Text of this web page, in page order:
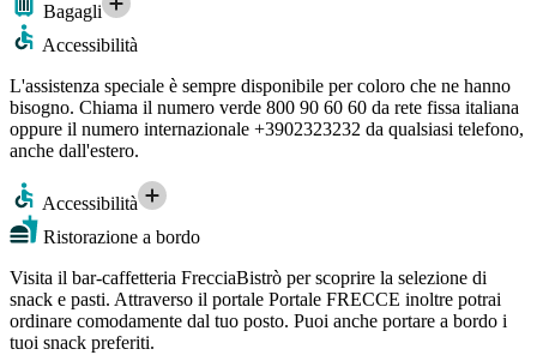
Bagagli
Accessibilità
L'assistenza speciale è sempre disponibile per coloro che ne hanno
bisogno. Chiama il numero verde 800 90 60 60 da rete fissa italiana
oppure il numero internazionale +3902323232 da qualsiasi telefono,
anche dall'estero.
Accessibilità
Ristorazione a bordo
Visita il bar-caffetteria FrecciaBistrò per scoprire la selezione di
snack e pasti. Attraverso il portale Portale FRECCE inoltre potrai
ordinare comodamente dal tuo posto. Puoi anche portare a bordo i
tuoi snack preferiti.